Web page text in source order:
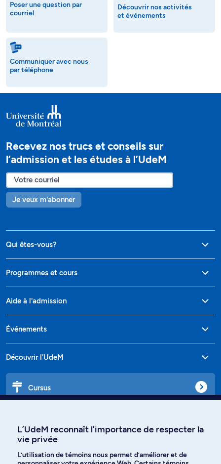
Poser une question par
courriel
Découvrir nos activités
et événements
Communiquer avec nous
par téléphone
Recevez nos trucs et conseils sur
l’admission et les études à l’UdeM
Je veux m'abonner
Qui êtes-vous?
Programmes et cours
Aide à l'admission
Événements
Découvrir l'UdeM
Cursus
L’UdeM reconnaît l’importance de respecter la
vie privée
L’utilisation de témoins nous permet d’améliorer et de